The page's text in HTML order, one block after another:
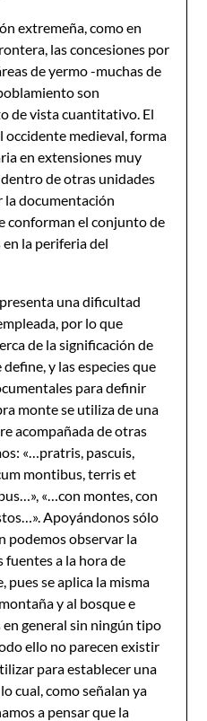
extremeña, como en
las concesiones por
de yermo -muchas de
son
de vista cuantitativo. El
occidente medieval, forma
en extensiones muy
de otras unidades
la documentación
conforman el conjunto de
la periferia del
una dificultad
por lo que
de la significación de
y las especies que
para definir
monte se utiliza de una
acompañada de otras
«…pratris, pascuis,
montibus, terris et
«…con montes, con
Apoyándonos sólo
podemos observar la
fuentes a la hora de
se aplica la misma
y al bosque e
general sin ningún tipo
ello no parecen existir
para establecer una
cual, como señalan ya
a pensar que la